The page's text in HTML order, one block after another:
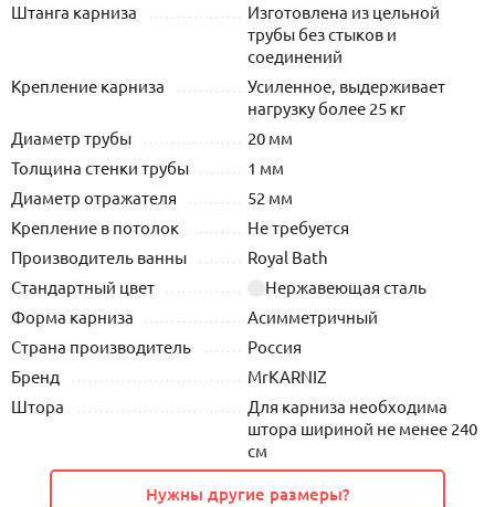
Штанга карниза
Изготовлена из цельной
трубы без стыков и
соединений
Крепление карниза
Усиленное, выдерживает
нагрузку более 25 кг
Диаметр трубы
20 мм
Толщина стенки трубы
1 мм
Диаметр отражателя
52 мм
Крепление в потолок
Не требуется
Производитель ванны
Royal Bath
Стандартный цвет
Нержавеющая сталь
Форма карниза
Асимметричный
Страна производитель
Россия
Бренд
MrKARNIZ
Штора
Для карниза необходима
штора шириной не менее 240
см
Нужны другие размеры?